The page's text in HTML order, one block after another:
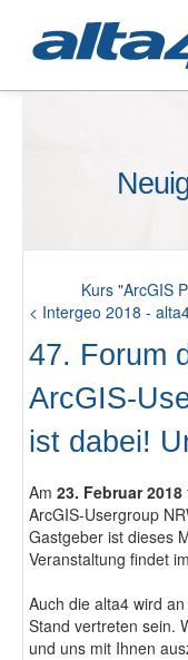
Kurs "ArcGIS
< Intergeo 2018 -
47. Forum
ArcGIS-
ist dabei!
Am 23. Februar 2018
ArcGIS-Usergroup
Gastgeber ist dieses
Veranstaltung findet
Auch die alta4 wird
Stand vertreten sein.
und uns mit Ihnen